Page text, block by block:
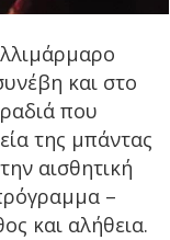
και στο
που
της μπάντας
αισθητική
–
και αλήθεια.